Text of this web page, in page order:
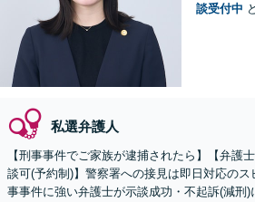
談受付中
私選弁護人
【刑事事件でご家族が逮捕されたら】【弁護
談可(予約制)】警察署への接見は即日対応のス
事事件に強い弁護士が示談成功・不起訴(減刑)